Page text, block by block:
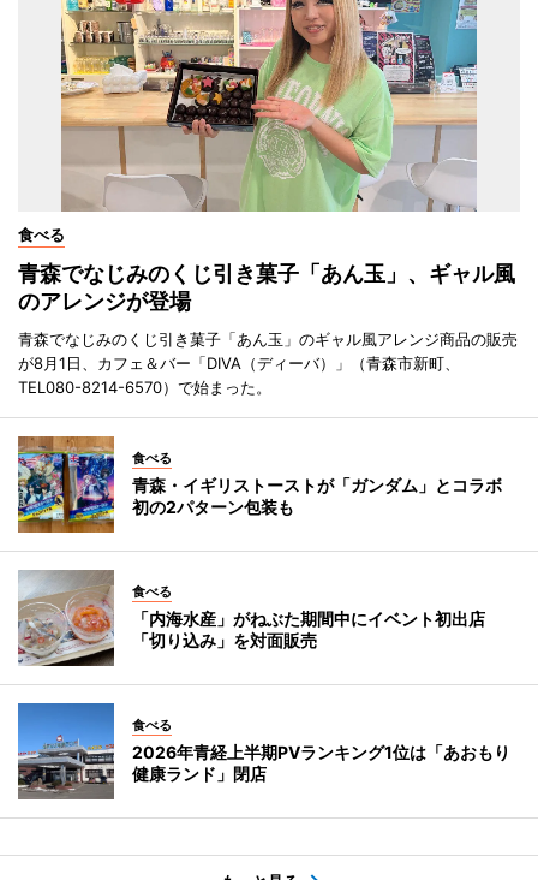
食べる
青森でなじみのくじ引き菓子「あん玉」、ギャル風
のアレンジが登場
青森でなじみのくじ引き菓子「あん玉」のギャル風アレンジ商品の販売
が8月1日、カフェ＆バー「DIVA（ディーバ）」（青森市新町、
TEL080-8214-6570）で始まった。
食べる
青森・イギリストーストが「ガンダム」とコラボ
初の2パターン包装も
食べる
「内海水産」がねぶた期間中にイベント初出店
「切り込み」を対面販売
食べる
2026年青経上半期PVランキング1位は「あおもり
健康ランド」閉店